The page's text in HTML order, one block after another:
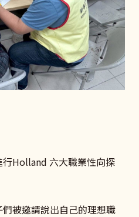
Holland 六大職業性向探
被邀請說出自己的理想職